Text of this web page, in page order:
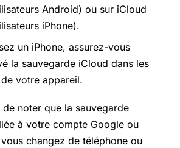
Android) ou sur iCloud
iPhone).
un iPhone, assurez-vous
la sauvegarde iCloud dans les
votre appareil.
noter que la sauvegarde
à votre compte Google ou
changez de téléphone ou